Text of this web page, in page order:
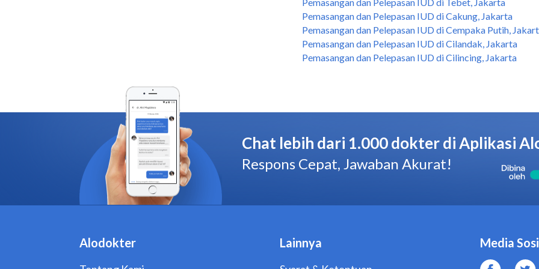
Pemasangan dan Pelepasan IUD di Cakung, Jakarta
Pemasangan dan Pelepasan IUD di Cempaka Putih,
Pemasangan dan Pelepasan IUD di Cilandak, Jakarta
Pemasangan dan Pelepasan IUD di Cilincing, Jakarta